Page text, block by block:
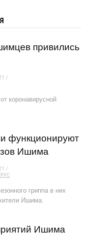
привились
коронавирусной
функционируют
Ишима
гриппа в них
Ишима.
Ишима